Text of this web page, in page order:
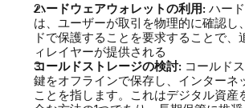
ハードウェアウォレットの利用: ハー
は、ユーザーが取引を物理的に確認し
ドで保護することを要求することで、
ィレイヤーが提供される
コールドストレージの検討: コールド
鍵をオフラインで保存し、インターネ
ことを指します。これはデジタル資産